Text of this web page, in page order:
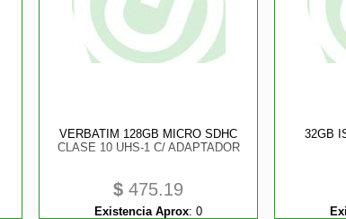
VERBATIM 128GB MICRO SDHC
CLASE 10 UHS-1 C/ ADAPTADOR
$ 475.19
Existencia Aprox: 0
32GB